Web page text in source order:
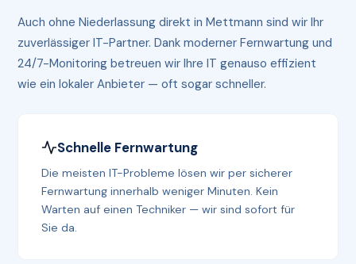
Auch ohne Niederlassung direkt in Mettmann sind wir Ihr
zuverlässiger IT-Partner. Dank moderner Fernwartung und
24/7-Monitoring betreuen wir Ihre IT genauso effizient
wie ein lokaler Anbieter — oft sogar schneller.
Schnelle Fernwartung
Die meisten IT-Probleme lösen wir per sicherer
Fernwartung innerhalb weniger Minuten. Kein
Warten auf einen Techniker — wir sind sofort für
Sie da.